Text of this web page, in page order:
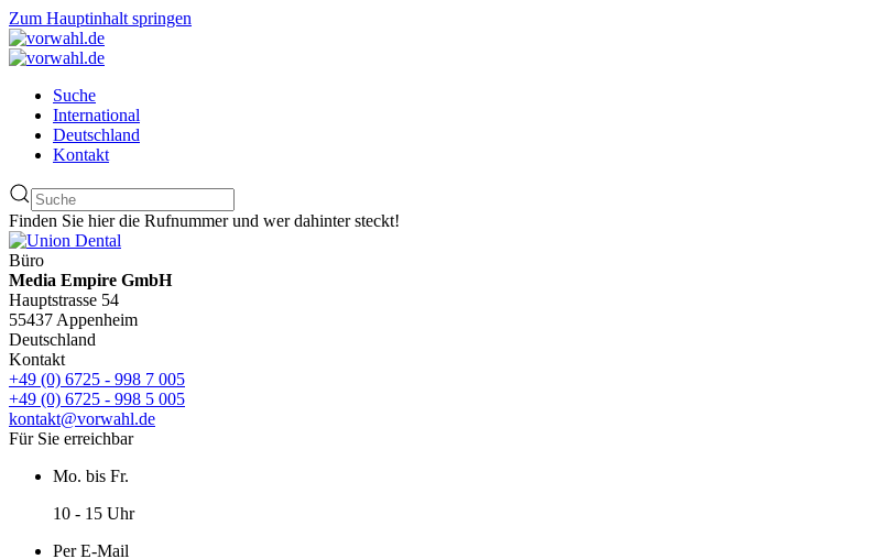
Zum Hauptinhalt springen
Suche
International
Deutschland
Kontakt
Finden Sie hier die Rufnummer und wer dahinter steckt!
Büro
Media Empire GmbH
Hauptstrasse 54
55437 Appenheim
Deutschland
Kontakt
+49 (0) 6725 - 998 7 005
+49 (0) 6725 - 998 5 005
kontakt@vorwahl.de
Für Sie erreichbar
Mo. bis Fr.
10 - 15 Uhr
Per E-Mail